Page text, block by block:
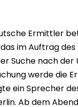
Ermittler
im Auftrag
Suche nach
werde die
ein Sprecher
Ab dem